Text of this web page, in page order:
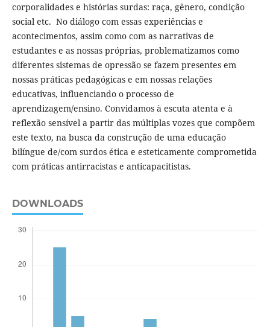
corporalidades e histórias surdas: raça, gênero, condição
social etc. No diálogo com essas experiências e
acontecimentos, assim como com as narrativas de
estudantes e as nossas próprias, problematizamos como
diferentes sistemas de opressão se fazem presentes em
nossas práticas pedagógicas e em nossas relações
educativas, influenciando o processo de
aprendizagem/ensino. Convidamos à escuta atenta e à
reflexão sensível a partir das múltiplas vozes que compõem
este texto, na busca da construção de uma educação
bilíngue de/com surdos ética e esteticamente comprometida
com práticas antirracistas e anticapacitistas.
DOWNLOADS